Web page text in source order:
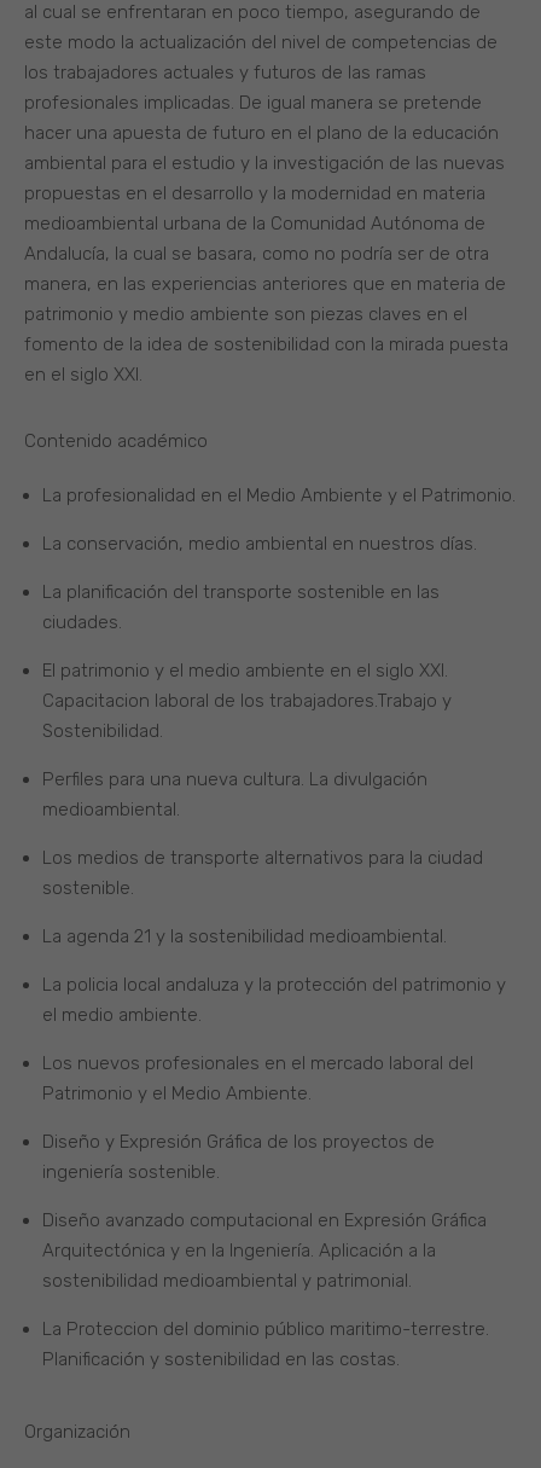
al cual se enfrentaran en poco tiempo, asegurando de
este modo la actualización del nivel de competencias de
los trabajadores actuales y futuros de las ramas
profesionales implicadas. De igual manera se pretende
hacer una apuesta de futuro en el plano de la educación
ambiental para el estudio y la investigación de las nuevas
propuestas en el desarrollo y la modernidad en materia
medioambiental urbana de la Comunidad Autónoma de
Andalucía, la cual se basara, como no podría ser de otra
manera, en las experiencias anteriores que en materia de
patrimonio y medio ambiente son piezas claves en el
fomento de la idea de sostenibilidad con la mirada puesta
en el siglo XXI.
Contenido académico
La profesionalidad en el Medio Ambiente y el Patrimonio.
La conservación, medio ambiental en nuestros días.
La planificación del transporte sostenible en las
ciudades.
El patrimonio y el medio ambiente en el siglo XXI.
Capacitacion laboral de los trabajadores.Trabajo y
Sostenibilidad.
Perfiles para una nueva cultura. La divulgación
medioambiental.
Los medios de transporte alternativos para la ciudad
sostenible.
La agenda 21 y la sostenibilidad medioambiental.
La policia local andaluza y la protección del patrimonio y
el medio ambiente.
Los nuevos profesionales en el mercado laboral del
Patrimonio y el Medio Ambiente.
Diseño y Expresión Gráfica de los proyectos de
ingeniería sostenible.
Diseño avanzado computacional en Expresión Gráfica
Arquitectónica y en la Ingeniería. Aplicación a la
sostenibilidad medioambiental y patrimonial.
La Proteccion del dominio público maritimo-terrestre.
Planificación y sostenibilidad en las costas.
Organización